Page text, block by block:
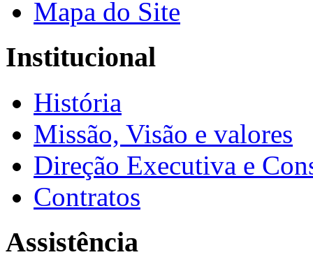
Mapa do Site
Institucional
História
Missão, Visão e valores
Direção Executiva e
Contratos
Assistência